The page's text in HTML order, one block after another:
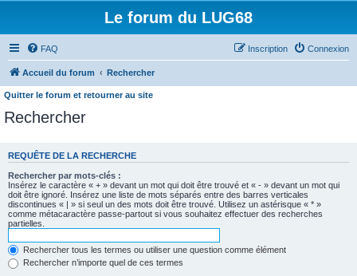
Le forum du LUG68
FAQ Connexion
Inscription
Accueil du forum Rechercher
Quitter le forum et retourner au site
Rechercher
REQUÊTE DE LA RECHERCHE
Rechercher par mots-clés :
Insérez le caractère « + » devant un mot qui doit être trouvé et « - » devant un mot qui
doit être ignoré. Insérez une liste de mots séparés entre des barres verticales
discontinues « | » si seul un des mots doit être trouvé. Utilisez un astérisque « * »
comme métacaractère passe-partout si vous souhaitez effectuer des recherches
partielles.
Rechercher tous les termes ou utiliser une question comme élément
Rechercher n’importe quel de ces termes